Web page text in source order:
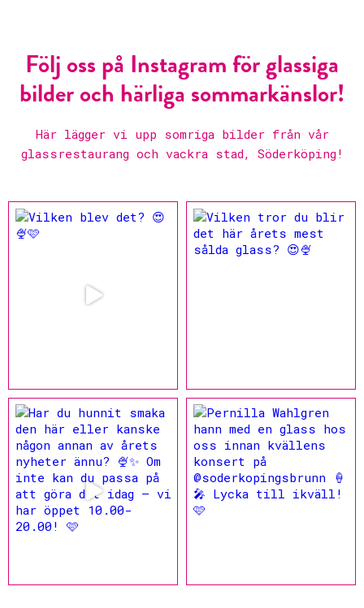
Följ oss på Instagram för glassiga
bilder och härliga sommarkänslor!
Här lägger vi upp somriga bilder från vår
glassrestaurang och vackra stad, Söderköping!